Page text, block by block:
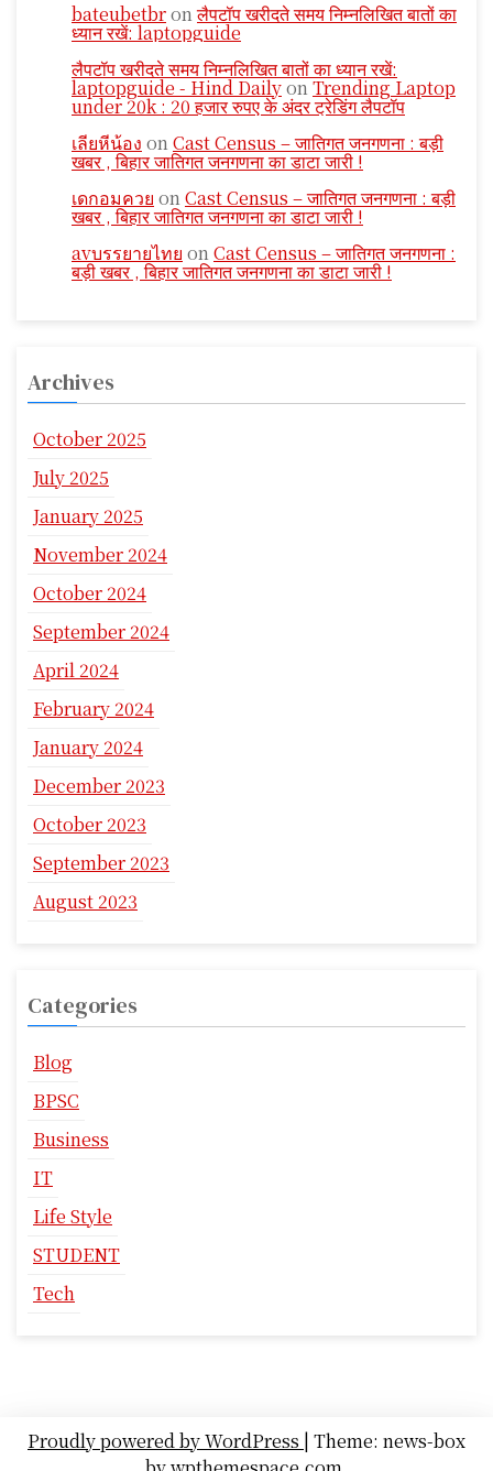
bateubetbronलैपटॉप खरीदते समय निम्नलिखित बातों का
ध्यान रखें: laptopguide
लैपटॉप खरीदते समय निम्नलिखित बातों का ध्यान रखें:
laptopguide - Hind DailyonTrending Laptop
under 20k : 20 हजार रुपए के अंदर ट्रेडिंग लैपटॉप
เลียหีน้อง onCast Census – जातिगत जनगणना : बड़ी
खबर , बिहार जातिगत जनगणना का डाटा जारी !
เดกอมควย onCast Census – जातिगत जनगणना : बड़ी
खबर , बिहार जातिगत जनगणना का डाटा जारी !
avบรรยายไทย onCast Census – जातिगत जनगणना :
बड़ी खबर , बिहार जातिगत जनगणना का डाटा जारी !
Archives
October 2025
July 2025
January 2025
November 2024
October 2024
September 2024
April 2024
February 2024
January 2024
December 2023
October 2023
September 2023
August 2023
Categories
Blog
BPSC
Business
IT
Life Style
STUDENT
Tech
Proudly powered by WordPress | Theme: news-box